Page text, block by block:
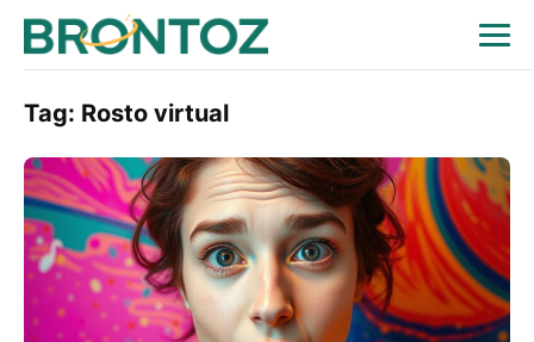
Tag: Rosto virtual